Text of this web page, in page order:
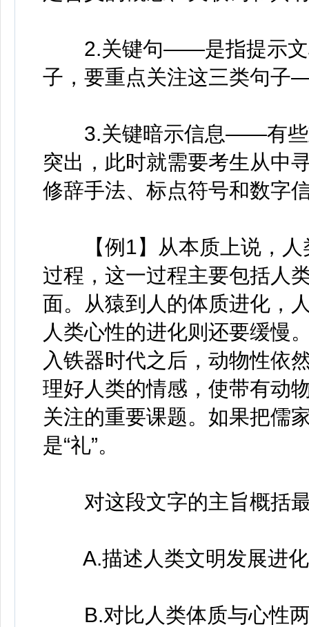
2.关键句——是指提示文
子，要重点关注这三类句
3.关键暗示信息——有些
突出，此时就需要考生从中
修辞手法、标点符号和数字
【例1】从本质上说，人
过程，这一过程主要包括人
面。从猿到人的体质进化，
人类心性的进化则还要缓慢
入铁器时代之后，动物性依
理好人类的情感，使带有动
关注的重要课题。如果把儒
是“礼”。
对这段文字的主旨概括最
A.描述人类文明发展进化
B.对比人类体质与心性两